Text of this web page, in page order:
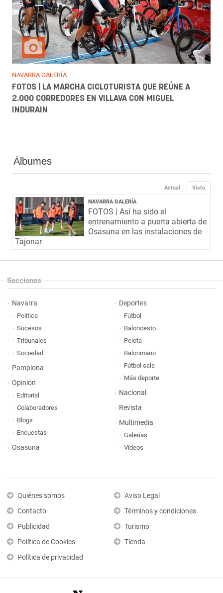
NAVARRA GALERÍA
FOTOS | LA MARCHA CICLOTURISTA QUE REÚNE A
2.000 CORREDORES EN VILLAVA CON MIGUEL
INDURAIN
Álbumes
Visto
Actual
NAVARRA GALERÍA
FOTOS | Así ha sido el
entrenamiento a puerta abierta de
Osasuna en las instalaciones de
Tajonar
Secciones
Navarra
Política
Sucesos
Tribunales
Sociedad
Pamplona
Opinión
Editorial
Colaboradores
Blogs
Encuestas
Osasuna
Deportes
Fútbol
Baloncesto
Pelota
Balonmano
Fútbol sala
Más deporte
Nacional
Revista
Multimedia
Galerías
Vídeos
Quiénes somos
Contacto
Publicidad
Política de Cookies
Política de privacidad
Aviso Legal
Términos y condiciones
Turismo
Tienda